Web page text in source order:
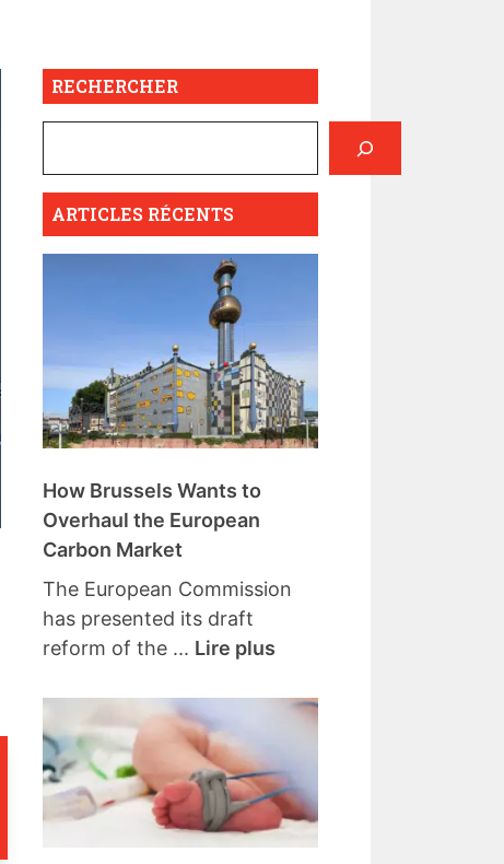
RECHERCHER
ARTICLES RÉCENTS
How Brussels Wants to
Overhaul the European
Carbon Market
The European Commission
has presented its draft
reform of the ... Lire plus